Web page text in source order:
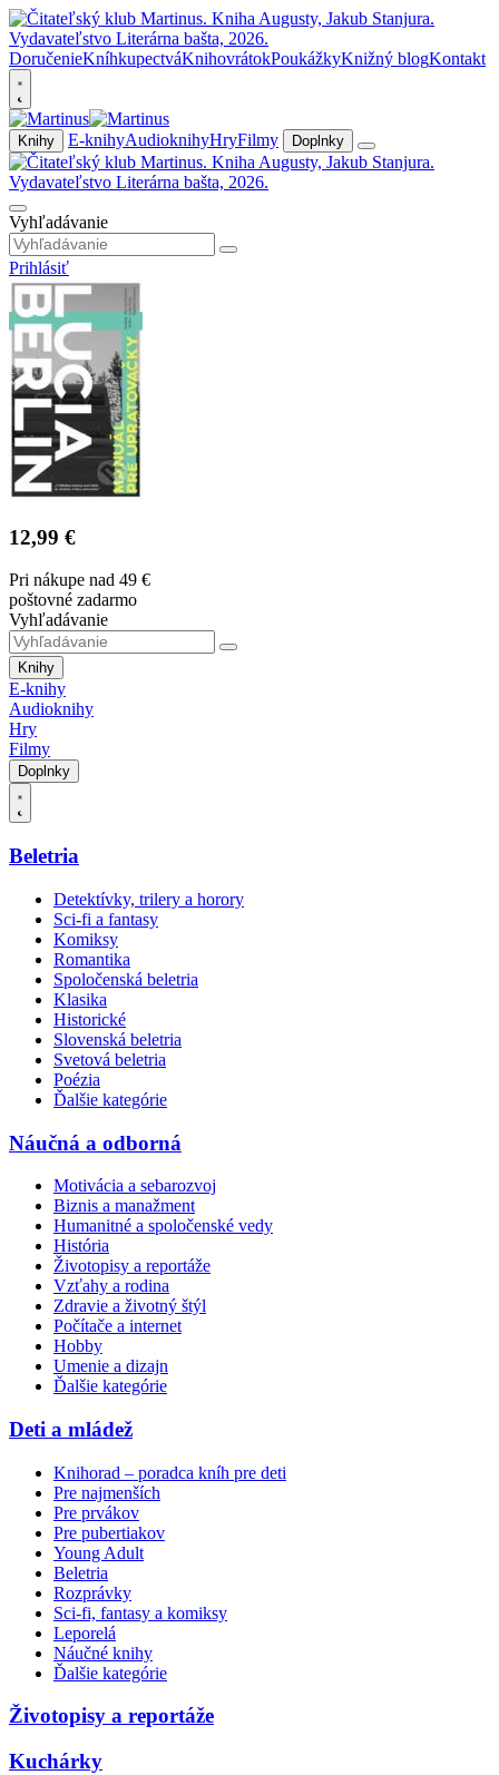
DoručenieKníhkupectváKnihovrátokPoukážkyKnižný blogKontakt
Knihy E-knihyAudioknihyHryFilmy Doplnky
Vyhľadávanie
Prihlásiť
12,99 €
Pri nákupe nad 49 €
poštovné zadarmo
Vyhľadávanie
Knihy
E-knihy
Audioknihy
Hry
Filmy
Doplnky
Beletria
Detektívky, trilery a horory
Sci-fi a fantasy
Komiksy
Romantika
Spoločenská beletria
Klasika
Historické
Slovenská beletria
Svetová beletria
Poézia
Ďalšie kategórie
Náučná a odborná
Motivácia a sebarozvoj
Biznis a manažment
Humanitné a spoločenské vedy
História
Životopisy a reportáže
Vzťahy a rodina
Zdravie a životný štýl
Počítače a internet
Hobby
Umenie a dizajn
Ďalšie kategórie
Deti a mládež
Knihorad – poradca kníh pre deti
Pre najmenších
Pre prvákov
Pre pubertiakov
Young Adult
Beletria
Rozprávky
Sci-fi, fantasy a komiksy
Leporelá
Náučné knihy
Ďalšie kategórie
Životopisy a reportáže
Kuchárky